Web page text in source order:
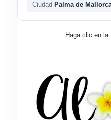
Ciudad Palma de
Haga clic en la